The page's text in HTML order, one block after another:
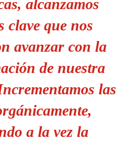
alcanzamos
clave que nos
avanzar con la
de nuestra
las
a la vez la